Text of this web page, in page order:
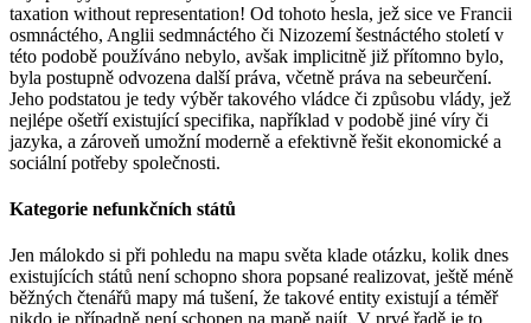
taxation without representation! Od tohoto hesla, jež sice ve Francii
osmnáctého, Anglii sedmnáctého či Nizozemí šestnáctého století v
této podobě používáno nebylo, avšak implicitně již přítomno bylo,
byla postupně odvozena další práva, včetně práva na sebeurčení.
Jeho podstatou je tedy výběr takového vládce či způsobu vlády, jež
nejlépe ošetří existující specifika, například v podobě jiné víry či
jazyka, a zároveň umožní moderně a efektivně řešit ekonomické a
sociální potřeby společnosti.
Kategorie nefunkčních států
Jen málokdo si při pohledu na mapu světa klade otázku, kolik dnes
existujících států není schopno shora popsané realizovat, ještě méně
běžných čtenářů mapy má tušení, že takové entity existují a téměř